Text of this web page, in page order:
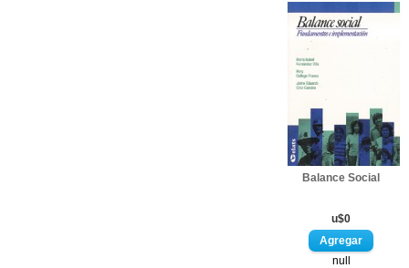
Balance Social
u$0
null